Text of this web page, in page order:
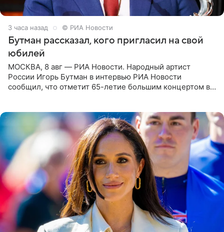
3 часа назад © РИА Новости
Бутман рассказал, кого пригласил на свой
юбилей
МОСКВА, 8 авг — РИА Новости. Народный артист
России Игорь Бутман в интервью РИА Новости
сообщил, что отметит 65-летие большим концертом в